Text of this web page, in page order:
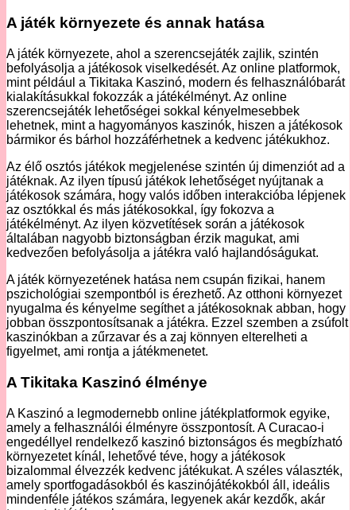
A játék környezete és annak hatása
A játék környezete, ahol a szerencsejáték zajlik, szintén
befolyásolja a játékosok viselkedését. Az online platformok,
mint például a Tikitaka Kaszinó, modern és felhasználóbarát
kialakításukkal fokozzák a játékélményt. Az online
szerencsejáték lehetőségei sokkal kényelmesebbek
lehetnek, mint a hagyományos kaszinók, hiszen a játékosok
bármikor és bárhol hozzáférhetnek a kedvenc játékukhoz.
Az élő osztós játékok megjelenése szintén új dimenziót ad a
játéknak. Az ilyen típusú játékok lehetőséget nyújtanak a
játékosok számára, hogy valós időben interakcióba lépjenek
az osztókkal és más játékosokkal, így fokozva a
játékélményt. Az ilyen közvetítések során a játékosok
általában nagyobb biztonságban érzik magukat, ami
kedvezően befolyásolja a játékra való hajlandóságukat.
A játék környezetének hatása nem csupán fizikai, hanem
pszichológiai szempontból is érezhető. Az otthoni környezet
nyugalma és kényelme segíthet a játékosoknak abban, hogy
jobban összpontosítsanak a játékra. Ezzel szemben a zsúfolt
kaszinókban a zűrzavar és a zaj könnyen elterelheti a
figyelmet, ami rontja a játékmenetet.
A Tikitaka Kaszinó élménye
A Kaszinó a legmodernebb online játékplatformok egyike,
amely a felhasználói élményre összpontosít. A Curacao-i
engedéllyel rendelkező kaszinó biztonságos és megbízható
környezetet kínál, lehetővé téve, hogy a játékosok
bizalommal élvezzék kedvenc játékukat. A széles választék,
amely sportfogadásokból és kaszinójátékokból áll, ideális
mindenféle játékos számára, legyenek akár kezdők, akár